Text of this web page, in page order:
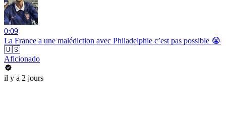
0:09
La France a une malédiction avec Philadelphie c’est pas possible 😭
🇺🇸
Aficionado
il y a 2 jours